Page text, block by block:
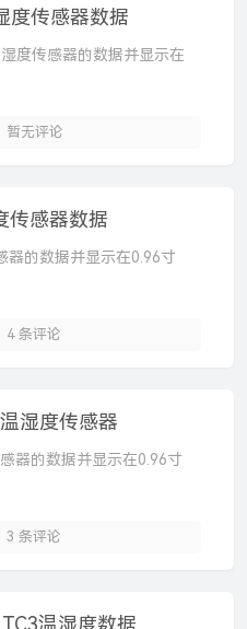
度传感器数据
度传感器的数据并显示在
暂无评论
传感器数据
器的数据并显示在0.96寸
4 条评论
湿度传感器
器的数据并显示在0.96寸
3 条评论
温湿度数据